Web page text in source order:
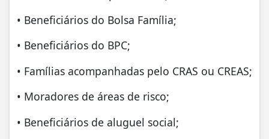
• Beneficiários do Bolsa Família;
• Beneficiários do BPC;
• Famílias acompanhadas pelo CRAS ou CREAS;
• Moradores de áreas de risco;
• Beneficiários de aluguel social;